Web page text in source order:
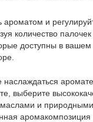
ароматом и
количество
доступны в вашем
наслаждаться
выберите
и природными
аромакомпозиция